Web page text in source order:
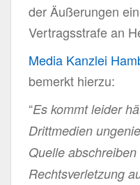
der Äußerungen
Vertragsstrafe an
Media Kanzlei
bemerkt hierzu:​
“Es kommt leider
Drittmedien
Quelle
Rechtsverletzung